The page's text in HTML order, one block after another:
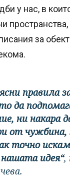
у нас, в
за
правила
да
ни накара
от чужбина,
точно
идея“,